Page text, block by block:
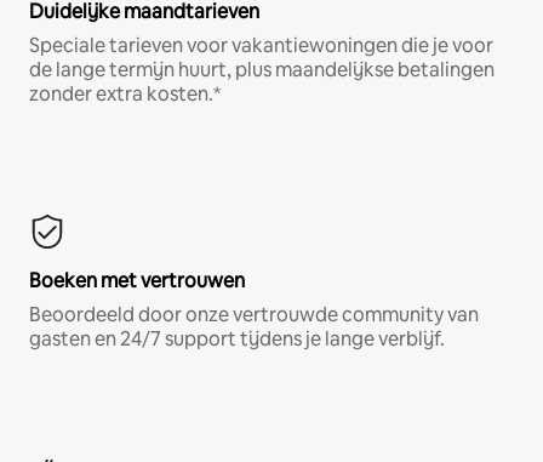
Duidelijke maandtarieven
Speciale tarieven voor vakantiewoningen die je voor
de lange termijn huurt, plus maandelijkse betalingen
zonder extra kosten.*
Boeken met vertrouwen
Beoordeeld door onze vertrouwde community van
gasten en 24/7 support tijdens je lange verblijf.